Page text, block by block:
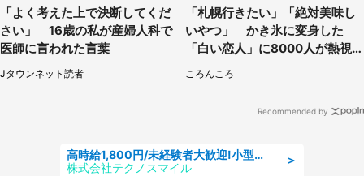
「よく考えた上で決断してくだ
さい」 16歳の私が産婦人科で
医師に言われた言葉
Jタウンネット読者
「札幌行きたい」「絶対美味し
いやつ」 かき氷に変身した
「白い恋人」に8000人が熱視
ころんころ
Recommended by
＞
高時給1,800円/未経験者大歓迎!小型部品の加工業務 denso aichi
株式会社テクノスマイル